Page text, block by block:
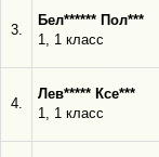
3.
Бел****** Пол***
1, 1 класс
4.
Лев***** Ксе***
1, 1 класс